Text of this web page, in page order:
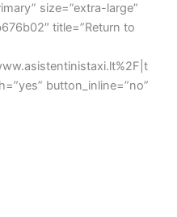
size=”extra-large”
title=”Return to
button_inline=”no”